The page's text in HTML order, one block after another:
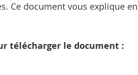
Ce document vous explique en
télécharger le document :